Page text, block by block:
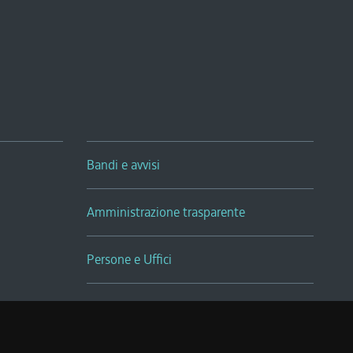
Bandi e avvisi
Amministrazione trasparente
Persone e Uffici
Sala Tiziano Tessitori